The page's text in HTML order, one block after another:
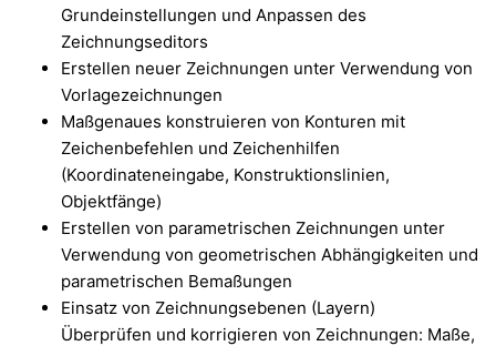
Grundeinstellungen und Anpassen des
Zeichnungseditors
Erstellen neuer Zeichnungen unter Verwendung von
Vorlagezeichnungen
Maßgenaues konstruieren von Konturen mit
Zeichenbefehlen und Zeichenhilfen
(Koordinateneingabe, Konstruktionslinien,
Objektfänge)
Erstellen von parametrischen Zeichnungen unter
Verwendung von geometrischen Abhängigkeiten und
parametrischen Bemaßungen
Einsatz von Zeichnungsebenen (Layern)
Überprüfen und korrigieren von Zeichnungen: Maße,